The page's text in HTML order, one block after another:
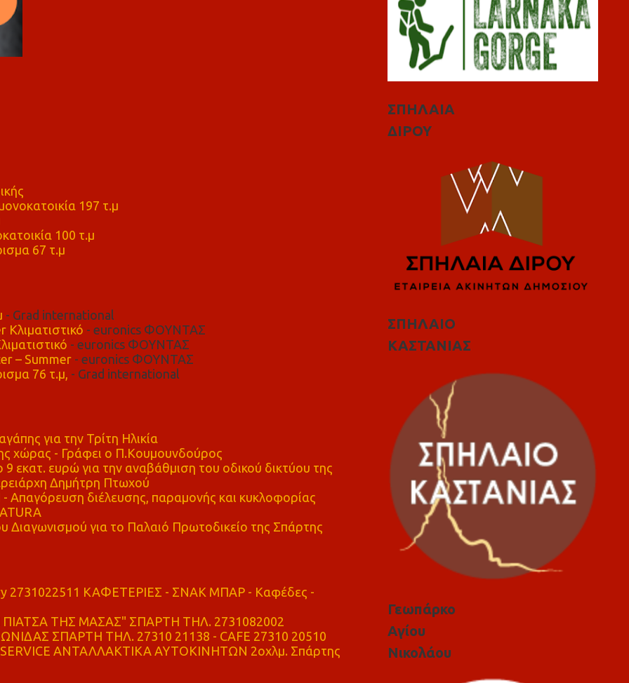
197 τ.μ
100 τ.μ
67 τ.μ
- Grad international
- euronics ΦΟΥΝΤΑΣ
- euronics ΦΟΥΝΤΑΣ
– Summer- euronics ΦΟΥΝΤΑΣ
76 τ.μ, - Grad international
για την Τρίτη Ηλικία
χώρας - Γράφει ο Π.Κουμουνδούρος
9 εκατ. ευρώ για την αναβάθμιση του οδικού δικτύου της
Δημήτρη Πτωχού
διέλευσης, παραμονής και κυκλοφορίας
Διαγωνισμού για το Παλαιό Πρωτοδικείο της Σπάρτης
2731022511 ΚΑΦΕΤΕΡΙΕΣ - ΣΝΑΚ ΜΠΑΡ - Καφέδες -
ΤΗΣ ΜΑΣΑΣ" ΣΠΑΡΤΗ ΤΗΛ. 2731082002
ΣΠΑΡΤΗ ΤΗΛ. 27310 21138 - CAFE 27310 20510
ΑΝΤΑΛΛΑΚΤΙΚΑ ΑΥΤΟΚΙΝΗΤΩΝ 2οχλμ. Σπάρτης
ΣΠΗΛΑΙΑ
ΔΙΡΟΥ
ΣΠΗΛΑΙΟ
ΚΑΣΤΑΝΙΑΣ
Γεωπάρκο
Αγίου
Νικολάου